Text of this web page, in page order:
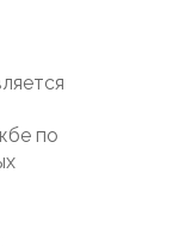
по